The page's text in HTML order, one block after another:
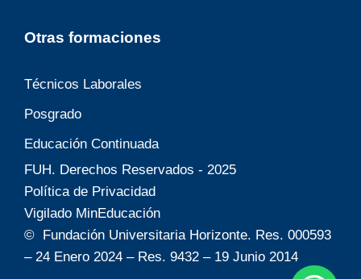
Otras formaciones
Técnicos Laborales
Posgrado
Educación Continuada
© Fundación Universitaria Horizonte. Res. 000593
– 24 Enero 2024 – Res. 9432 – 19 Junio 2014
FUH. Derechos Reservados - 2025
Política de Privacidad
Vigilado MinEducación